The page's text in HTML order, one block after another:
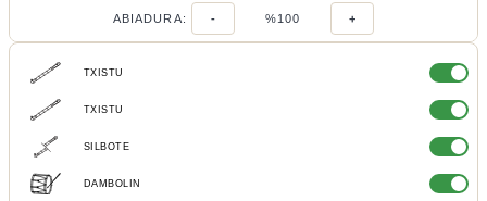
ABIADURA: - %100 +
TXISTU
TXISTU
SILBOTE
DAMBOLIN